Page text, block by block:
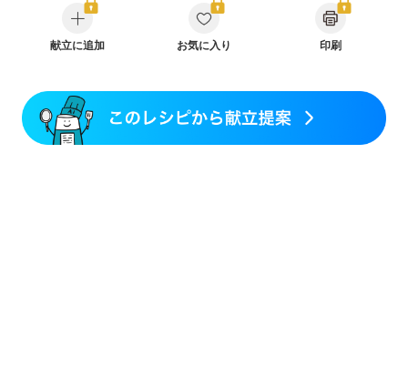
糖尿病性腎症（第３期）
CKD（ステージ１）
CKD（ステージ２）
CKD（ステージ３a）
乳がん（抗がん剤治療中）
乳がん（ホルモン療法中）
胃がん（抗がん剤治療中）
胃がん治療を終えた方・経過観察中の方
大腸がん治療を終えた方・経過観察中の方
献立に追加 お気に入り 印刷